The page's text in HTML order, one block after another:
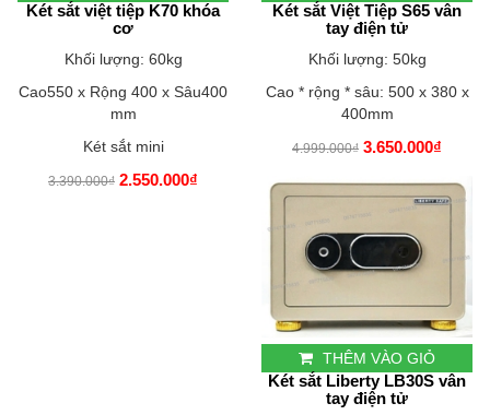
Két sắt việt tiệp K70 khóa
cơ
Khối lượng: 60kg
Cao550 x Rộng 400 x Sâu400
mm
Két sắt mini
3.390.000₫ 2.550.000₫
Két sắt Việt Tiệp S65 vân
tay điện tử
Khối lượng: 50kg
Cao * rộng * sâu: 500 x 380 x
400mm
4.999.000₫ 3.650.000₫
THÊM VÀO GIỎ
Két sắt Liberty LB30S vân
tay điện tử